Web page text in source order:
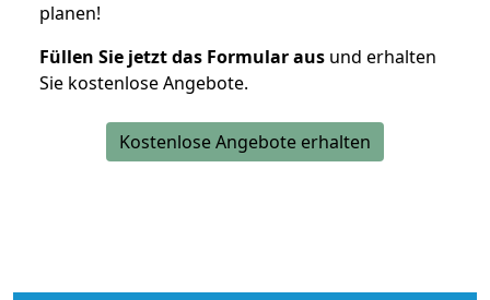
planen!
Füllen Sie jetzt das Formular aus und erhalten
Sie kostenlose Angebote.
Kostenlose Angebote erhalten